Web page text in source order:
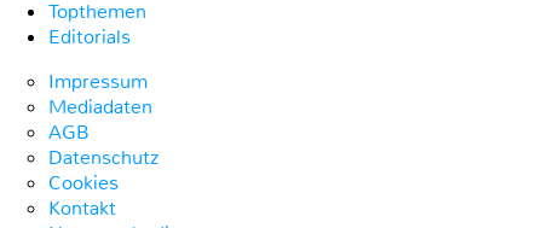
Topthemen
Editorials
Impressum
Mediadaten
AGB
Datenschutz
Cookies
Kontakt